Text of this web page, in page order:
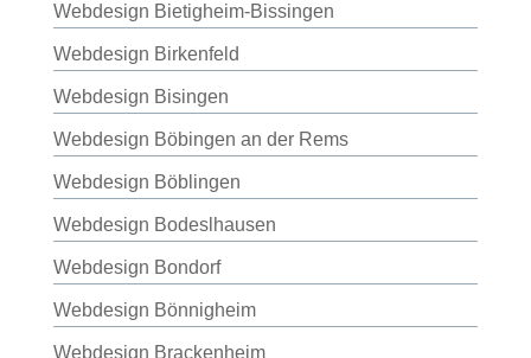
Webdesign Bietigheim-Bissingen
Webdesign Birkenfeld
Webdesign Bisingen
Webdesign Böbingen an der Rems
Webdesign Böblingen
Webdesign Bodeslhausen
Webdesign Bondorf
Webdesign Bönnigheim
Webdesign Brackenheim